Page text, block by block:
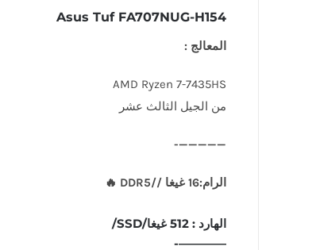
Asus Tuf FA707NUG-H154
المعالج :
AMD Ryzen 7-7435HS
من الجيل الثالث عشر
—————-
الرام:16 غيغا //DDR5 🔥
الهارد : 512 غيغا/SSD/
————-